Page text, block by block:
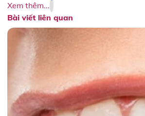
Xem thêm...
Bài viết liên quan